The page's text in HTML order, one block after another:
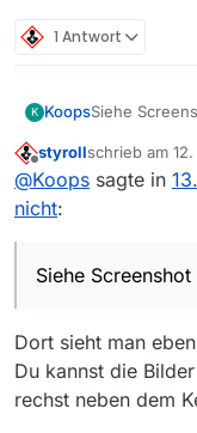
1 Antwort
K KoopsSiehe
Offline
styrollschrieb am
zuletzt
@Koops sagte in
nicht:
Siehe
Dort sieht man
Du kannst die
rechst neben dem